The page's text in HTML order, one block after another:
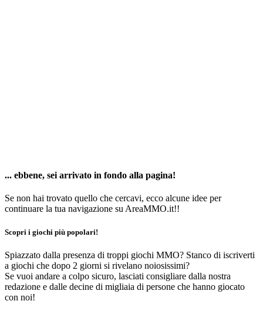
... ebbene, sei arrivato in fondo alla pagina!
Se non hai trovato quello che cercavi, ecco alcune idee per
continuare la tua navigazione su AreaMMO.it!!
Scopri i giochi più popolari!
Spiazzato dalla presenza di troppi giochi MMO? Stanco di iscriverti
a giochi che dopo 2 giorni si rivelano noiosissimi?
Se vuoi andare a colpo sicuro, lasciati consigliare dalla nostra
redazione e dalle decine di migliaia di persone che hanno giocato
con noi!